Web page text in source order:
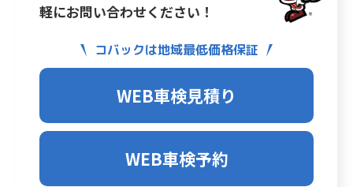
軽にお問い合わせください！
コバックは地域最低価格保証
WEB車検見積り
WEB車検予約